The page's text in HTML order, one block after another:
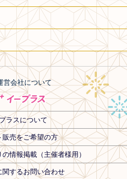
営会社について
ラスについて
販売をご希望の方
情報掲載（主催者様用）
関するお問い合わせ